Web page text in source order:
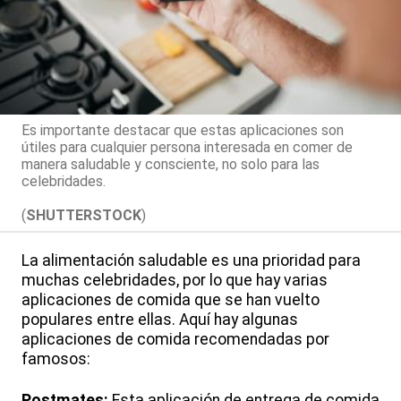
Es importante destacar que estas aplicaciones son
útiles para cualquier persona interesada en comer de
manera saludable y consciente, no solo para las
celebridades.
(SHUTTERSTOCK)
La alimentación saludable es una prioridad para
muchas celebridades, por lo que hay varias
aplicaciones de comida que se han vuelto
populares entre ellas. Aquí hay algunas
aplicaciones de comida recomendadas por
famosos: